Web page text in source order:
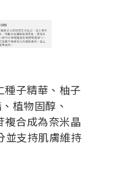
種子精華、柚子
植物固醇、
複合成為奈米晶
並支持肌膚維持